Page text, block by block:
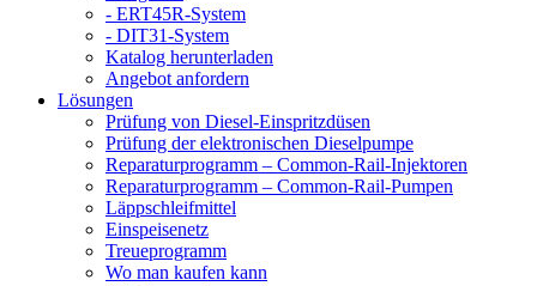
- ERT45R-System
- DIT31-System
Katalog herunterladen
Angebot anfordern
Lösungen
Prüfung von Diesel-Einspritzdüsen
Prüfung der elektronischen Dieselpumpe
Reparaturprogramm – Common-Rail-Injektoren
Reparaturprogramm – Common-Rail-Pumpen
Läppschleifmittel
Einspeisenetz
Treueprogramm
Wo man kaufen kann